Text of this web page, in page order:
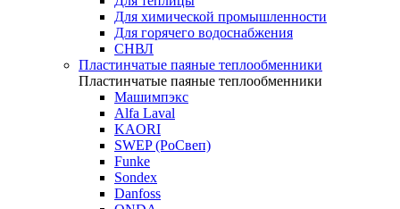
Для химической промышленности
Для горячего водоснабжения
СНВЛ
Пластинчатые паяные теплообменники
Пластинчатые паяные теплообменники
Машимпэкс
Alfa Laval
KAORI
SWEP (РоСвеп)
Funke
Sondex
Danfoss